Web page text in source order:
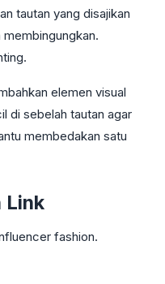
tautan yang disajikan
elemen visual
di sebelah tautan agar
membedakan satu
Link
fashion.